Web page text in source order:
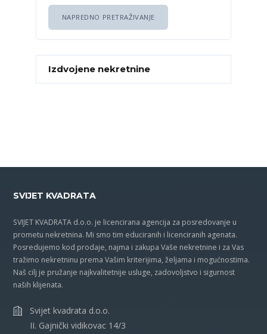
NAPREDNO PRETRAŽIVANJE
Izdvojene nekretnine
SVIJET KVADRATA
SVIJET KVADRATA d.o.o. je licencirana agencija za posredovanje u
prometu nekretnina. Mi smo tim educiranih i licenciranih agenata.
Posredujemo kod prodaje, najma i zakupa Vaše nekretnine i za Vas
tražimo nekretninu prema Vašim kriterijima, željama i mogućnostima.
Naš cilj je pružanje najkvalitetnije usluge, zadovoljstvo i sigurnost
naših klijenata.
Svijet kvadrata d.o.o.
II. Gajnički vidikovac 14/3